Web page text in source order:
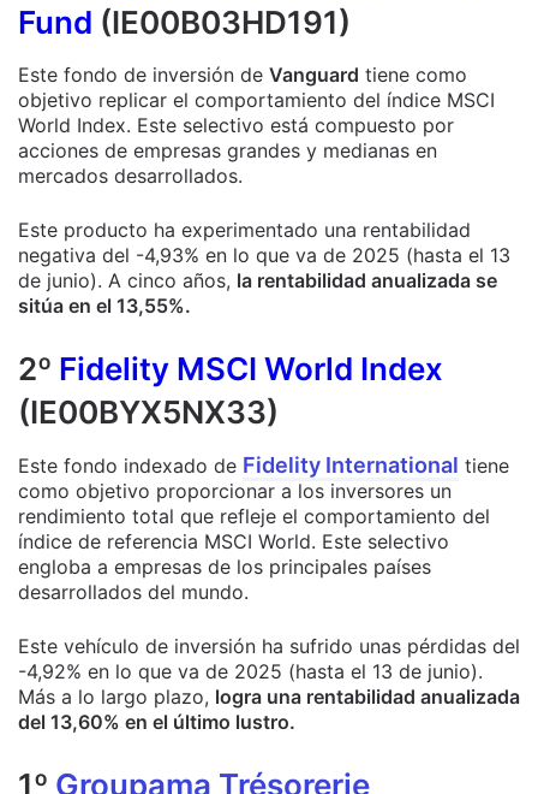
Fund (IE00B03HD191)
Este fondo de inversión de Vanguard tiene como
objetivo replicar el comportamiento del índice MSCI
World Index. Este selectivo está compuesto por
acciones de empresas grandes y medianas en
mercados desarrollados.
Este producto ha experimentado una rentabilidad
negativa del -4,93% en lo que va de 2025 (hasta el 13
de junio). A cinco años, la rentabilidad anualizada se
sitúa en el 13,55%.
2º Fidelity MSCI World Index
(IE00BYX5NX33)
Este fondo indexado de Fidelity International tiene
como objetivo proporcionar a los inversores un
rendimiento total que refleje el comportamiento del
índice de referencia MSCI World. Este selectivo
engloba a empresas de los principales países
desarrollados del mundo.
Este vehículo de inversión ha sufrido unas pérdidas del
-4,92% en lo que va de 2025 (hasta el 13 de junio).
Más a lo largo plazo, logra una rentabilidad anualizada
del 13,60% en el último lustro.
1º Groupama Trésorerie